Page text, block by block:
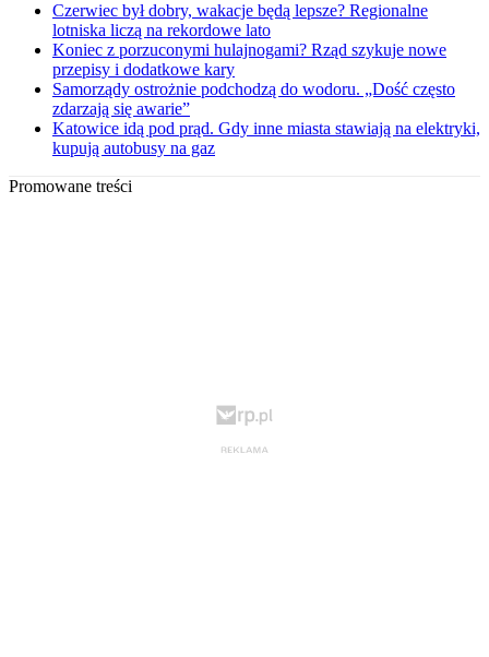
Czerwiec był dobry, wakacje będą lepsze? Regionalne
lotniska liczą na rekordowe lato
Koniec z porzuconymi hulajnogami? Rząd szykuje nowe
przepisy i dodatkowe kary
Samorządy ostrożnie podchodzą do wodoru. „Dość często
zdarzają się awarie”
Katowice idą pod prąd. Gdy inne miasta stawiają na elektryki,
kupują autobusy na gaz
Promowane treści